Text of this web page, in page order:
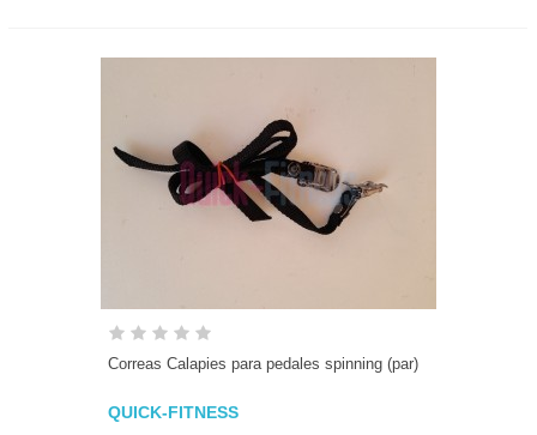
Correas Calapies para pedales spinning (par)
QUICK-FITNESS